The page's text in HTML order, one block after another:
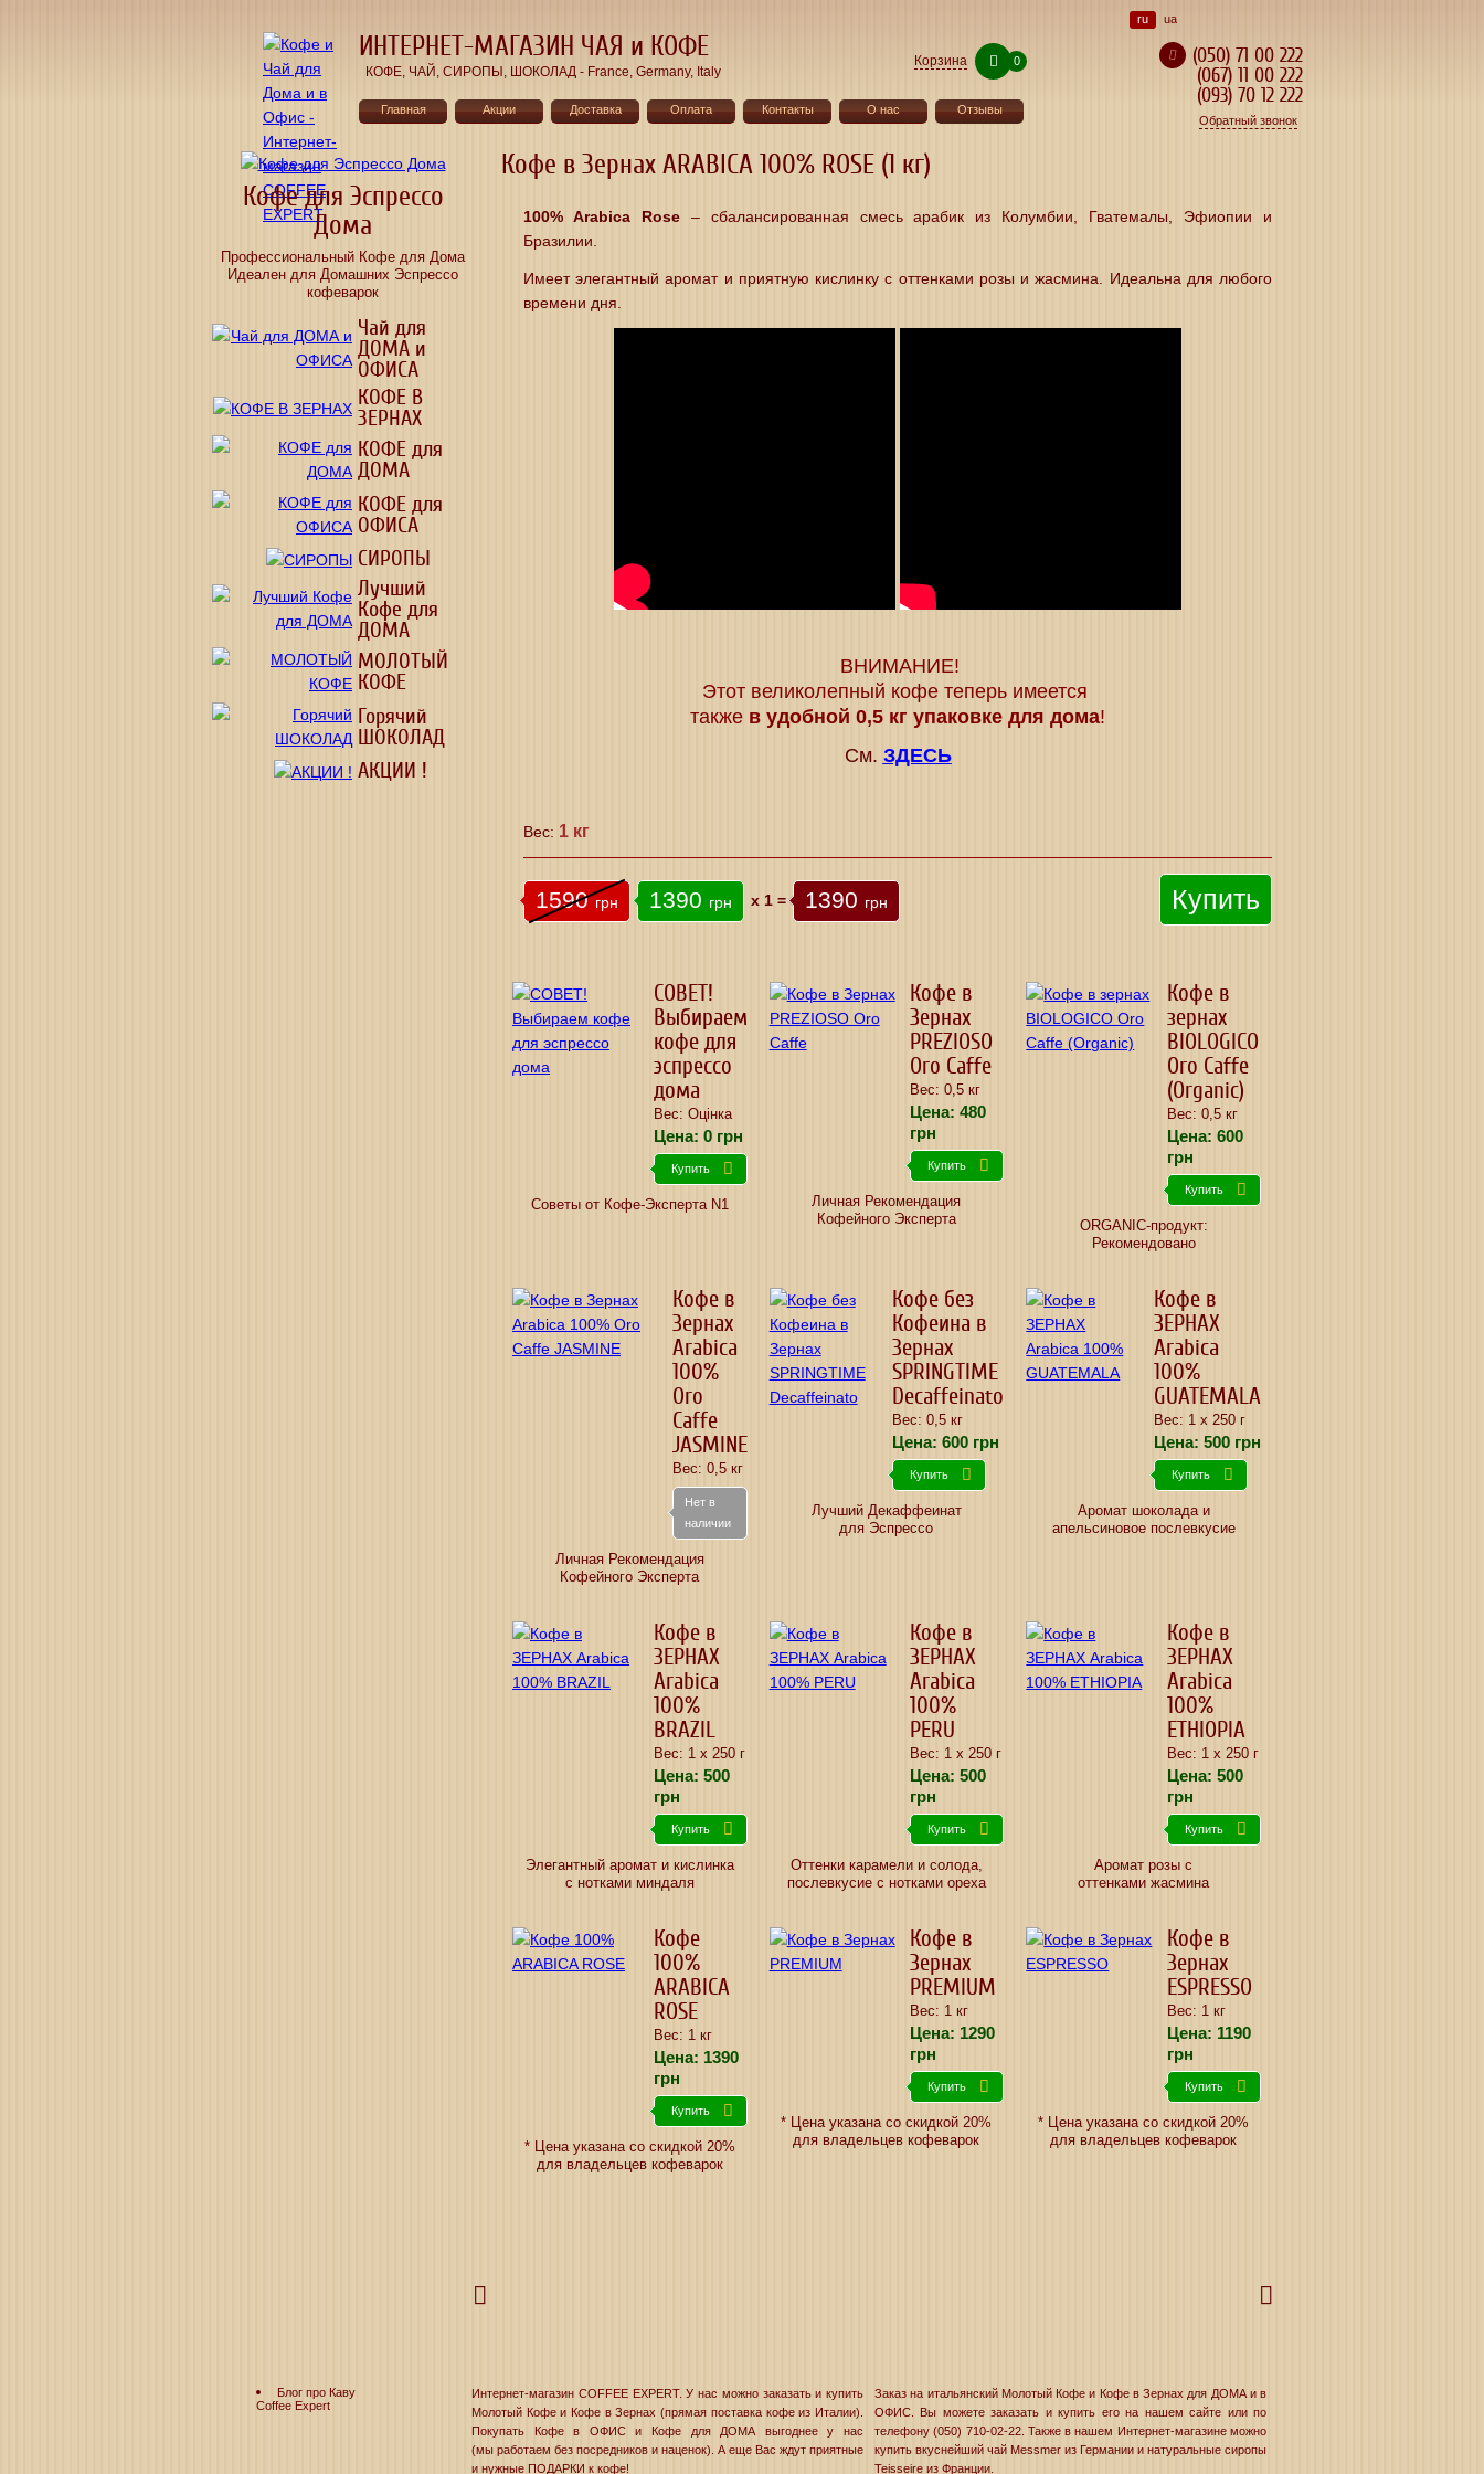
ИНТЕРНЕТ-МАГАЗИН ЧАЯ и КОФЕ
КОФЕ, ЧАЙ, СИРОПЫ, ШОКОЛАД - France, Germany, Italy
Корзина 0
Главная Акции Доставка Оплата Контакты О нас Отзывы
ru ua
(050) 71 00 222
(067) 11 00 222
(093) 70 12 222
Обратный звонок
Кофе для Эспрессо
Дома
Профессиональный Кофе для Дома
Идеален для Домашних Эспрессо
кофеварок
Чай для
ДОМА и
ОФИСА
КОФЕ В
ЗЕРНАХ
КОФЕ для
ДОМА
КОФЕ для
ОФИСА
СИРОПЫ
Лучший
Кофе для
ДОМА
МОЛОТЫЙ
КОФЕ
Горячий
ШОКОЛАД
АКЦИИ !
Кофе в Зернах ARABICA 100% ROSE (1 кг)
100% Arabica Rose– сбалансированная смесь арабик из Колумбии, Гватемалы, Эфиопии и
Бразилии.
Имеет элегантный аромат и приятную кислинку с оттенками розы и жасмина. Идеальна для любого
времени дня.
ВНИМАНИЕ!
Этот великолепный кофе теперь имеется
также в удобной 0,5 кг упаковке для дома!
См. ЗДЕСЬ
Вес: 1 кг
1590грн 1390 грн x 1 = 1390 грн Купить
СОВЕТ!
Выбираем
кофе для
эспрессо
дома
Вес: Оцiнка
Цена: 0грн
Купить
Советы от Кофе-Эксперта N1
Кофе в
Зернах
PREZIOSO
Oro Caffe
Вес: 0,5 кг
Цена:480
грн
Купить
Личная Рекомендация
Кофейного Эксперта
Кофе в
зернах
BIOLOGICO
Oro Caffe
(Organic)
Вес: 0,5 кг
Цена: 600
грн
Купить
ORGANIC-продукт:
Рекомендовано
Кофе в
Зернах
Arabica
100%
Oro
Caffe
JASMINE
Вес: 0,5 кг
Нет в
наличии
Личная Рекомендация
Кофейного Эксперта
Кофе без
Кофеина в
Зернах
SPRINGTIME
Decaffeinato
Вес: 0,5 кг
Цена:600 грн
Купить
Лучший Декаффеинат
для Эспрессо
Кофе в
ЗЕРНАХ
Arabica
100%
GUATEMALA
Вес: 1 х 250 г
Цена: 500грн
Купить
Аромат шоколада и
апельсиновое послевкусие
Кофе в
ЗЕРНАХ
Arabica
100%
BRAZIL
Вес: 1 х 250 г
Цена: 500
грн
Купить
Элегантный аромат и кислинка
с нотками миндаля
Кофе в
ЗЕРНАХ
Arabica
100%
PERU
Вес: 1 х 250 г
Цена:500
грн
Купить
Оттенки карамели и солода,
послевкусие с нотками ореха
Кофе в
ЗЕРНАХ
Arabica
100%
ETHIOPIA
Вес: 1 х 250 г
Цена: 500
грн
Купить
Аромат розы с
оттенками жасмина
Кофе
100%
ARABICA
ROSE
Вес: 1 кг
Цена: 1390
грн
Купить
* Цена указана со скидкой 20%
для владельцев кофеварок
Кофе в
Зернах
PREMIUM
Вес: 1 кг
Цена: 1290
грн
Купить
* Цена указана со скидкой 20%
для владельцев кофеварок
Кофе в
Зернах
ESPRESSO
Вес: 1 кг
Цена: 1190
грн
Купить
* Цена указана со скидкой 20%
для владельцев кофеварок
Блог про Каву
Coffee Expert
Интернет-магазин COFFEE EXPERT. У нас можно заказать и купить
Молотый Кофе и Кофе в Зернах (прямая поставка кофе из Италии).
Покупать Кофе в ОФИС и Кофе для ДОМА выгоднее у нас
(мы работаем без посредников и наценок). А еще Вас ждут приятные
и нужные ПОДАРКИ к кофе!
Заказ на итальянский Молотый Кофе и Кофе в Зернах для ДОМА и в
ОФИС. Вы можете заказать и купить его на нашем сайте или по
телефону (050) 710-02-22. Также в нашем Интернет-магазине можно
купить вкуснейший чай Messmer из Германии и натуральные сиропы
Teisseire из Франции.